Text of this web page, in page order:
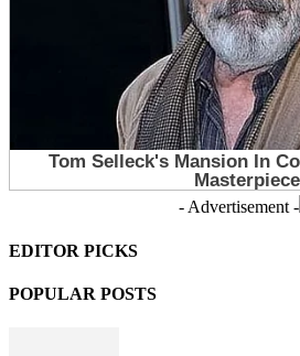
- Advertisement -
EDITOR PICKS
POPULAR POSTS